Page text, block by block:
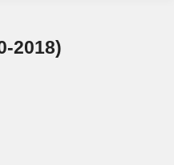
2018)